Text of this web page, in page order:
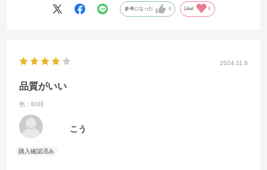
参考になった 0 Like! 0
2024.11.8
品質がいい
色：80目
こう